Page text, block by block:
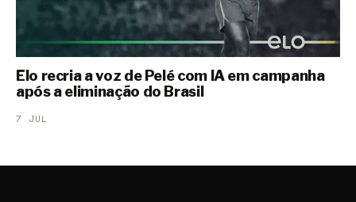
Elo recria a voz de Pelé com IA em campanha
após a eliminação do Brasil
7 JUL